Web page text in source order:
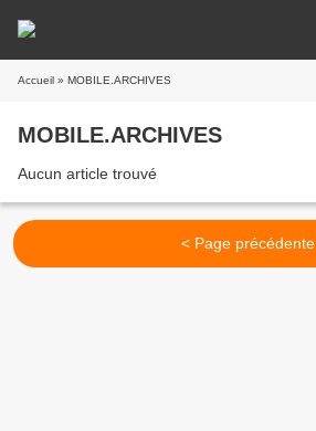
Accueil » MOBILE.ARCHIVES
MOBILE.ARCHIVES
Aucun article trouvé
< Page précédente